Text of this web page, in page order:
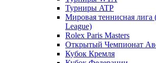
Турниры ATP
Мировая теннисная лига
League)
Rolex Paris Masters
Открытый Чемпионат
Кубок Кремля